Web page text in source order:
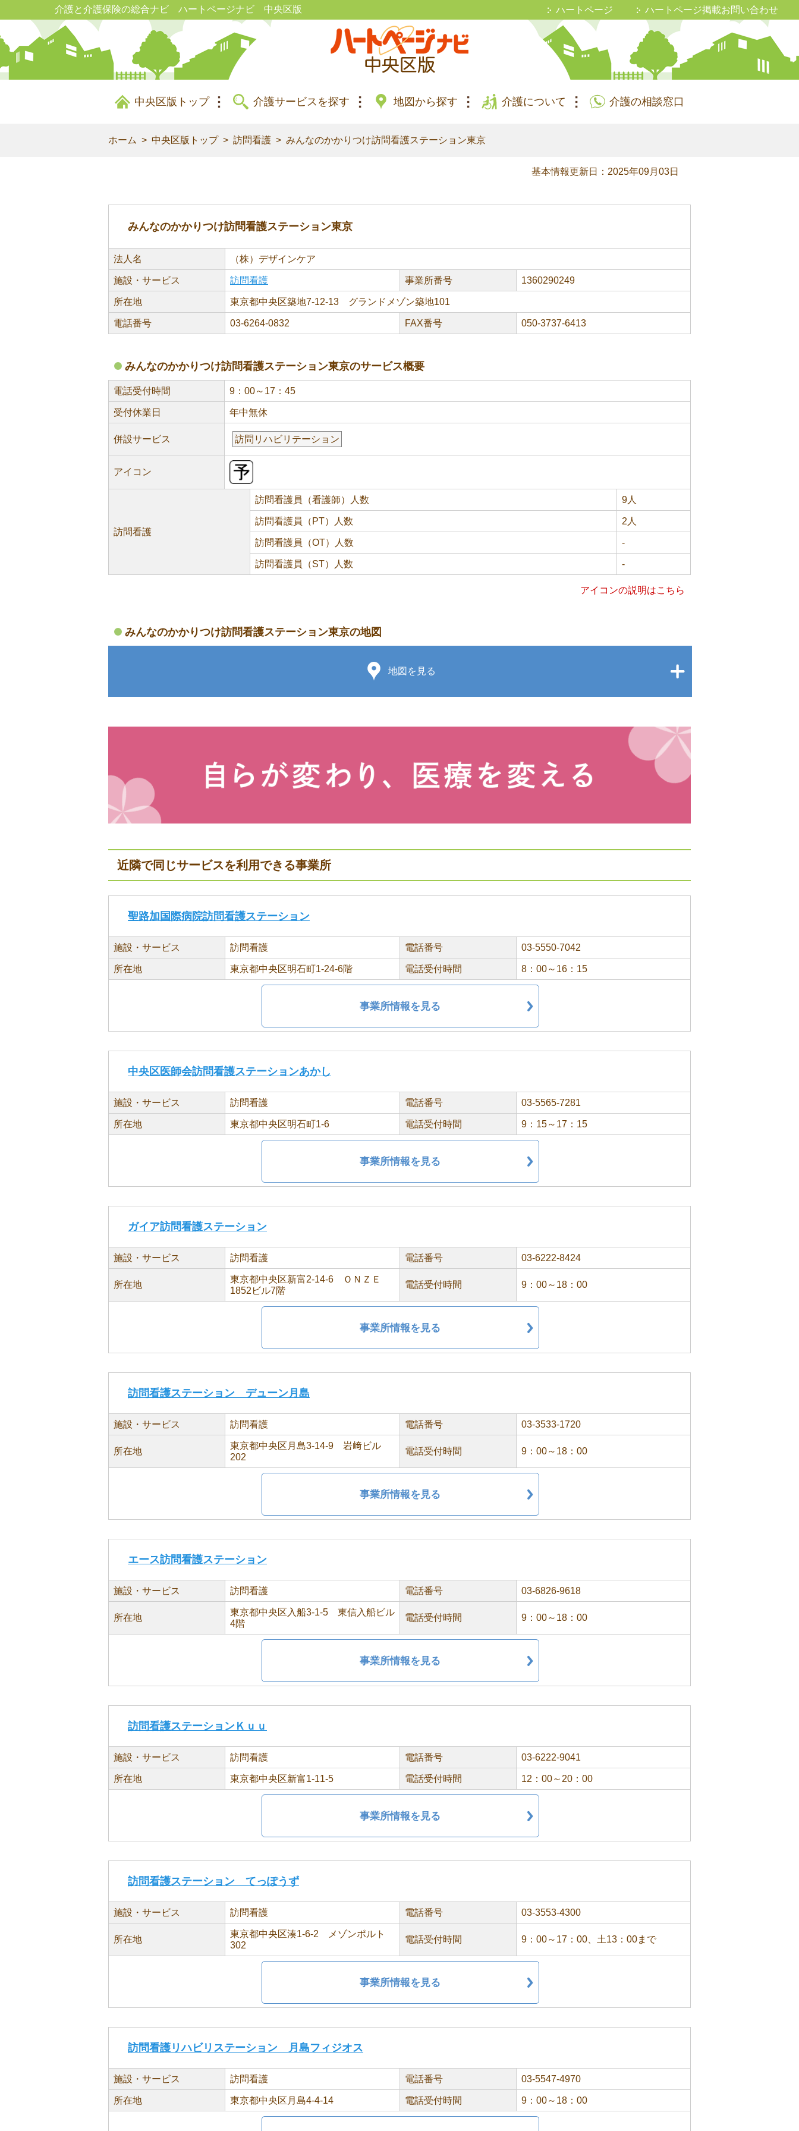
介護と介護保険の総合ナビ ハートページナビ 中央区版 ハートページ ハートページ掲載お問い合わせ
中央区版トップ 介護サービスを探す 地図から探す 介護について 介護の相談窓口
ホーム 中央区版トップ 訪問看護 みんなのかかりつけ訪問看護ステーション東京
基本情報更新日：2025年09月03日
みんなのかかりつけ訪問看護ステーション東京
法人名 （株）デザインケア
施設・サービス 訪問看護 事業所番号 1360290249
所在地 東京都中央区築地7-12-13 グランドメゾン築地101
電話番号 03-6264-0832 FAX番号 050-3737-6413
みんなのかかりつけ訪問看護ステーション東京のサービス概要
電話受付時間 9：00～17：45
受付休業日 年中無休
併設サービス 訪問リハビリテーション
アイコン
訪問看護
訪問看護員（看護師）人数 9人
訪問看護員（PT）人数 2人
訪問看護員（OT）人数 -
訪問看護員（ST）人数 -
アイコンの説明はこちら
みんなのかかりつけ訪問看護ステーション東京の地図
地図を見る
近隣で同じサービスを利用できる事業所
聖路加国際病院訪問看護ステーション
施設・サービス 訪問看護 電話番号 03-5550-7042
所在地 東京都中央区明石町1-24-6階 電話受付時間 8：00～16：15
事業所情報を見る
中央区医師会訪問看護ステーションあかし
施設・サービス 訪問看護 電話番号 03-5565-7281
所在地 東京都中央区明石町1-6 電話受付時間 9：15～17：15
事業所情報を見る
ガイア訪問看護ステーション
施設・サービス 訪問看護 電話番号 03-6222-8424
所在地
東京都中央区新富2-14-6 ＯＮＺＥ
1852ビル7階
電話受付時間 9：00～18：00
事業所情報を見る
訪問看護ステーション デューン月島
施設・サービス 訪問看護 電話番号 03-3533-1720
所在地
東京都中央区月島3-14-9 岩﨑ビル
202
電話受付時間 9：00～18：00
事業所情報を見る
エース訪問看護ステーション
施設・サービス 訪問看護 電話番号 03-6826-9618
所在地
東京都中央区入船3-1-5 東信入船ビル
4階
電話受付時間 9：00～18：00
事業所情報を見る
訪問看護ステーションＫｕｕ
施設・サービス 訪問看護 電話番号 03-6222-9041
所在地 東京都中央区新富1-11-5 電話受付時間 12：00～20：00
事業所情報を見る
訪問看護ステーション てっぽうず
施設・サービス 訪問看護 電話番号 03-3553-4300
所在地
東京都中央区湊1-6-2 メゾンポルト
302
電話受付時間 9：00～17：00、土13：00まで
事業所情報を見る
訪問看護リハビリステーション 月島フィジオス
施設・サービス 訪問看護 電話番号 03-5547-4970
所在地 東京都中央区月島4-4-14 電話受付時間 9：00～18：00